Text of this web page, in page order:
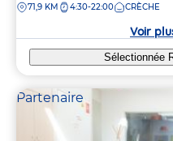
la
DISTANCE
71,9 KM 4:30-22:00 CRÈCHE
Voir
Sélectionnée
Partenaire